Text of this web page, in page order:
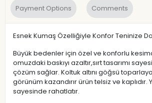
Payment Options Comments
Esnek Kumaş Özelliğiyle Konfor Teninize
Büyük bedenler için özel ve konforlu
omuzdaki baskıyı azaltır,sırt tasarımı
çözüm sağlar. Koltuk altını göğsü
görünüm kazandırır ürün telsiz ve kaplıdır.
sayesinde rahatlatır.